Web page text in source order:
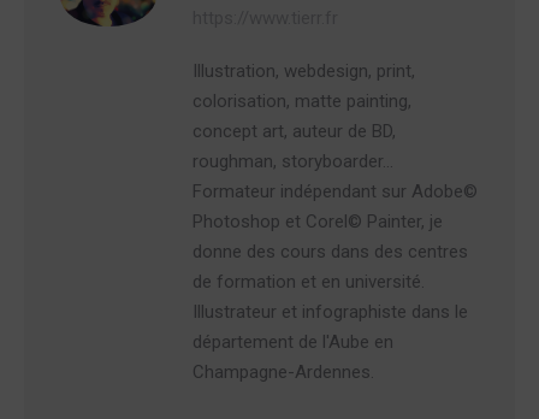
Illustration, webdesign, print,
colorisation, matte painting,
concept art, auteur de BD,
roughman, storyboarder…
Formateur indépendant sur Adobe©
Photoshop et Corel© Painter, je
donne des cours dans des centres
de formation et en université.
Illustrateur et infographiste dans le
département de l'Aube en
Champagne-Ardennes.